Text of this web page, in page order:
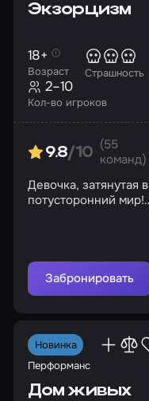
Экзорцизм
Возраст
18+
Страшность
Кол-во игроков
2–10
9.8/10
(55
команд)
Девочка, затянутая в
потусторонний мир!
Забронировать
Новинка
Перформанс
Дом живых